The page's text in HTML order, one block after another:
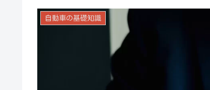
自動車の基礎知識